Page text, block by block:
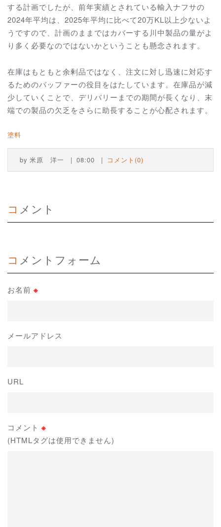
する計画でしたが、前年実績とされている輸入ナフサの
2024年平均は、2025年平均に比べて20万KL以上少ないよ
うですので、計画のままではカバーする川中製品の量がよ
り多く必要なのではないかということも懸念されます。
在庫はもともと余剰品ではなく、注文に対し迅速に対応す
るためのバッファーの役目をはたしています。在庫品が減
少していくことで、デリバリーまでの期間が長くなり、末
端での製品の欠乏をさらに助長することが心配されます。
塗料
by 米原 洋一 08:00 コメント(0)
コメント
コメントフォーム
お名前 ※
メールアドレス
URL
コメント ※
(HTMLタグは使用できません)